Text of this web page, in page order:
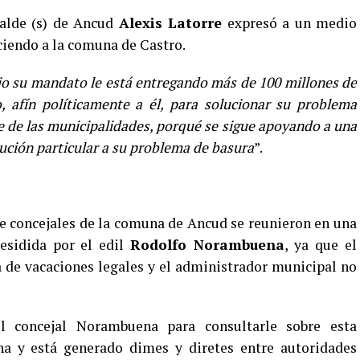
(s) de Ancud Alexis Latorre expresó a un medio
a la comuna de Castro.
su mandato le está entregando más de 100 millones de
afín políticamente a él, para solucionar su problema
las municipalidades, porqué se sigue apoyando a una
particular a su problema de basura”.
de la comuna de Ancud se reunieron en una
por el edilRodolfo Norambuena, ya que el
de vacaciones legales y el administrador municipal no
Norambuena para consultarle sobre esta
y está generado dimes y diretes entre autoridades